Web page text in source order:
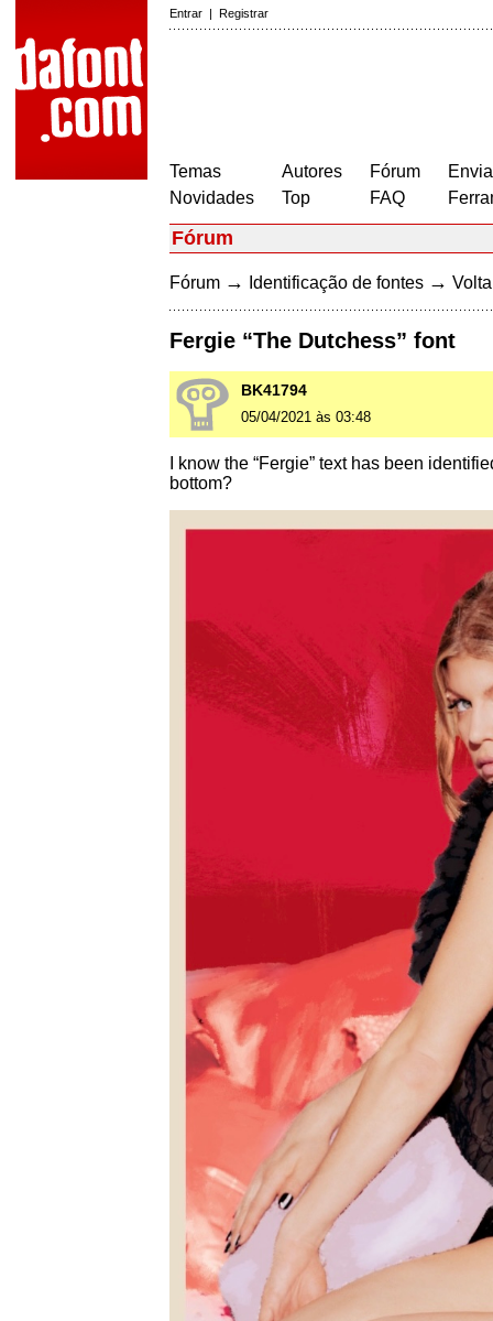
Entrar | Registrar
Temas
Novidades
Autores
Top
Fórum
FAQ
Fórum
Fórum → Identificação de fontes →
Fergie “The Dutchess” font
BK41794
05/04/2021 às 03:48
I know the “Fergie” text has been
bottom?